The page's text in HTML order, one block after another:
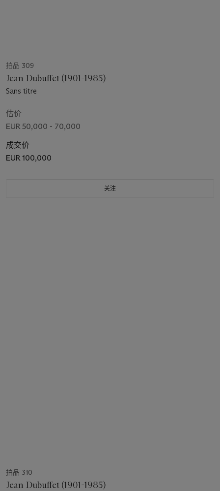
拍品 309
Jean Dubuffet (1901-1985)
Sans titre
估价
EUR 50,000 - 70,000
成交价
EUR 100,000
关注
拍品 310
Jean Dubuffet (1901-1985)